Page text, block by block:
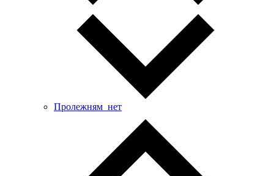
Пролежням_нет